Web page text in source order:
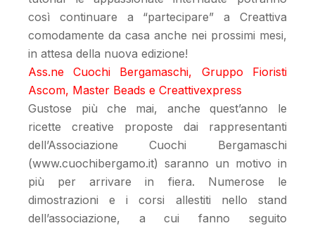
così continuare a “partecipare” a Creattiva
comodamente da casa anche nei prossimi mesi,
in attesa della nuova edizione!
Ass.ne Cuochi Bergamaschi, Gruppo Fioristi
Ascom, Master Beads e Creattivexpress
Gustose più che mai, anche quest’anno le
ricette creative proposte dai rappresentanti
dell’Associazione Cuochi Bergamaschi
(www.cuochibergamo.it) saranno un motivo in
più per arrivare in fiera. Numerose le
dimostrazioni e i corsi allestiti nello stand
dell’associazione, a cui fanno seguito